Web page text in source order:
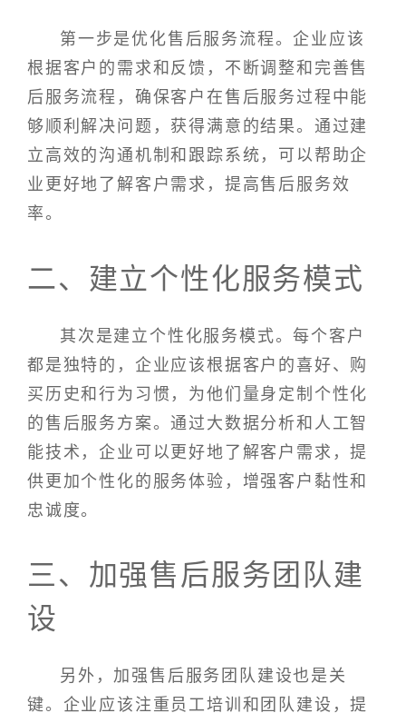
第一步是优化售后服务流程。企业应该
根据客户的需求和反馈，不断调整和完善售
后服务流程，确保客户在售后服务过程中能
够顺利解决问题，获得满意的结果。通过建
立高效的沟通机制和跟踪系统，可以帮助企
业更好地了解客户需求，提高售后服务效
率。
二、建立个性化服务模式
其次是建立个性化服务模式。每个客户
都是独特的，企业应该根据客户的喜好、购
买历史和行为习惯，为他们量身定制个性化
的售后服务方案。通过大数据分析和人工智
能技术，企业可以更好地了解客户需求，提
供更加个性化的服务体验，增强客户黏性和
忠诚度。
三、加强售后服务团队建
设
另外，加强售后服务团队建设也是关
键。企业应该注重员工培训和团队建设，提